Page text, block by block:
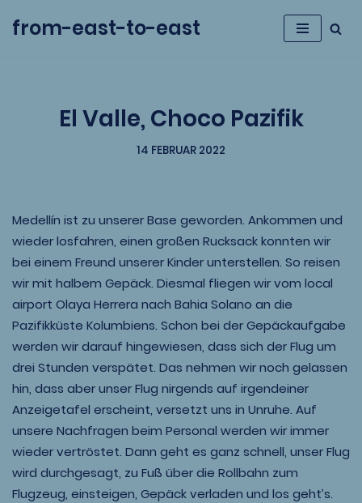
from-east-to-east
El Valle, Choco Pazifik
14 FEBRUAR 2022
Medellín ist zu unserer Base geworden. Ankommen und
wieder losfahren, einen großen Rucksack konnten wir
bei einem Freund unserer Kinder unterstellen. So reisen
wir mit halbem Gepäck. Diesmal fliegen wir vom local
airport Olaya Herrera nach Bahia Solano an die
Pazifikküste Kolumbiens. Schon bei der Gepäckaufgabe
werden wir darauf hingewiesen, dass sich der Flug um
drei Stunden verspätet. Das nehmen wir noch gelassen
hin, dass aber unser Flug nirgends auf irgendeiner
Anzeigetafel erscheint, versetzt uns in Unruhe. Auf
unsere Nachfragen beim Personal werden wir immer
wieder vertröstet. Dann geht es ganz schnell, unser Flug
wird durchgesagt, zu Fuß über die Rollbahn zum
Flugzeug, einsteigen, Gepäck verladen und los geht’s.